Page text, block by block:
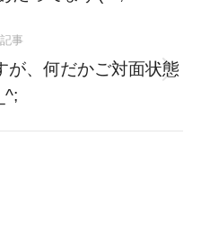
事
が、何だかご対面状態